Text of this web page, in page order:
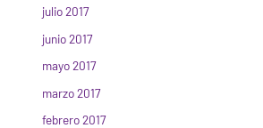
julio 2017
junio 2017
mayo 2017
marzo 2017
febrero 2017